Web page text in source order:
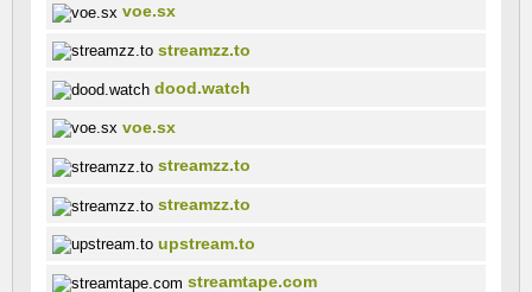
voe.sx
streamzz.to
dood.watch
voe.sx
streamzz.to
streamzz.to
upstream.to
streamtape.com